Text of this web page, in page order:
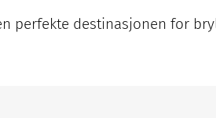
perfekte destinasjonen for